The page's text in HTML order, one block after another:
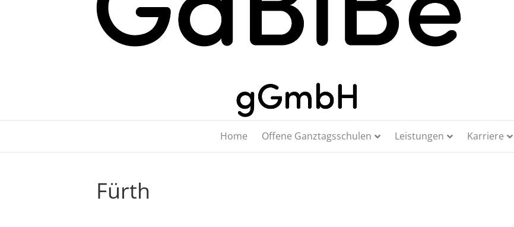
Home Offene Ganztagsschulen Leistungen Karriere
Fürth